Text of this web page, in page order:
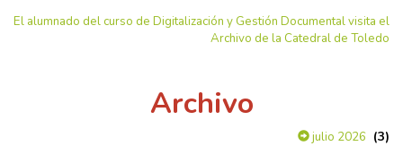
El alumnado del curso de Digitalización y Gestión Documental visita el
Archivo de la Catedral de Toledo
Archivo
julio 2026 (3)